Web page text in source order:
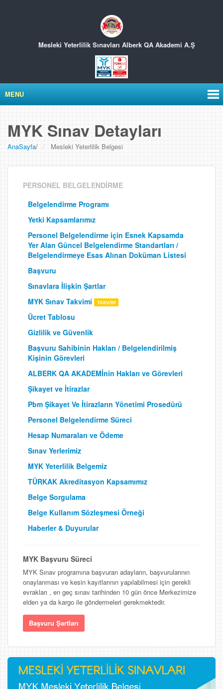
Mesleki Yeterlilik Sınavları Alberk QA Akademi A.Ş
MENU
MYK Sınav Detayları
AnaSayfa/ Mesleki Yeterlilik Belgesi
PERSONEL BELGELENDİRME
Belgelendirme Programı
Yetki Kapsamlarımız
Personel Belgelendirme için Esnek Kapsamda
Yer Alan Güncel Belgelendirme Standartları /
Belgelendirmeye Esas Alınan Doküman Listesi
Başvuru
Sınavlara İlişkin Şartlar
MYK Sınav Takvimi
Ücret Tablosu
Gizlilik ve Güvenlik
Başvuru Sahibinin Hakları / Belgelendirilmiş
Kişinin Görevleri
ALBERK QA AKADEMİnin Hakları ve Görevleri
Şikayet ve İtirazlar
Pbm Şikayet Ve İtirazların Yönetimi Prosedürü
Personel Belgelendirme Süreci
Hesap Numaraları ve Ödeme
Sınav Yerlerimiz
MYK Yeterlilik Belgemiz
TÜRKAK Akreditasyon Kapsamımız
Belge Sorgulama
Belge Kullanım Sözleşmesi Örneği
Haberler & Duyurular
MYK Başvuru Süreci
MYK Sınav programına başvuran adayların, başvurularının
onaylanması ve kesin kayıtlarının yapılabilmesi için gerekli
evrakları , en geç sınav tarihinden 10 gün önce Merkezimize
elden ya da kargo ile göndermeleri gerekmektedir.
Başvuru Şartları